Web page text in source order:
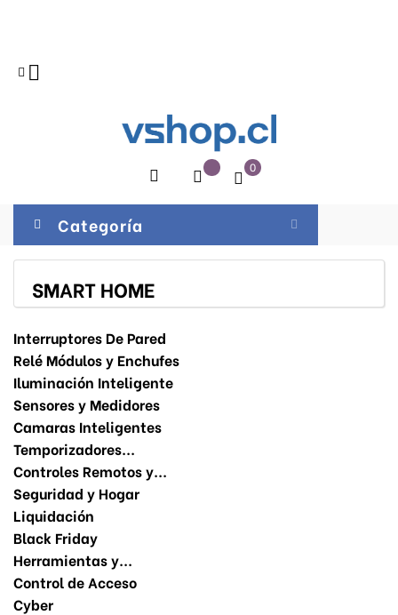

0
Categoría
SMART HOME
Interruptores De Pared
Relé Módulos y Enchufes
Iluminación Inteligente
Sensores y Medidores
Camaras Inteligentes
Temporizadores...
Controles Remotos y...
Seguridad y Hogar
Liquidación
Black Friday
Herramientas y...
Control de Acceso
Cyber